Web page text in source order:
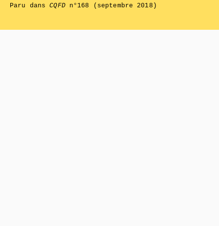
Paru dansCQFDn°168 (septembre 2018)